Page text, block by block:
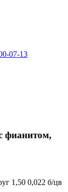
07-13
фианитом,
1,50 0,022 б/цв